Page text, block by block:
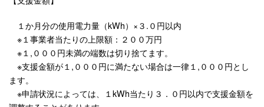
１か月分の使用電力量（kWh）×３.０円以内
※１事業者当たりの上限額：２００万円
※１,０００円未満の端数は切り捨てます。
※支援金額が１,０００円に満たない場合は一律１,０００円とし
ます。
※申請状況によっては、１kWh当たり３．０円以内で支援金額を